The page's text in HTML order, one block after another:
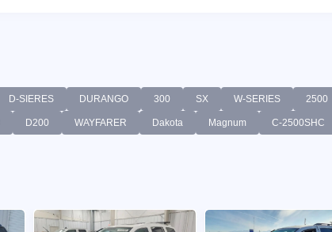
D-SIERES DURANGO 300 SX W-SERIES 2500
D200 WAYFARER Dakota Magnum C-2500SHC